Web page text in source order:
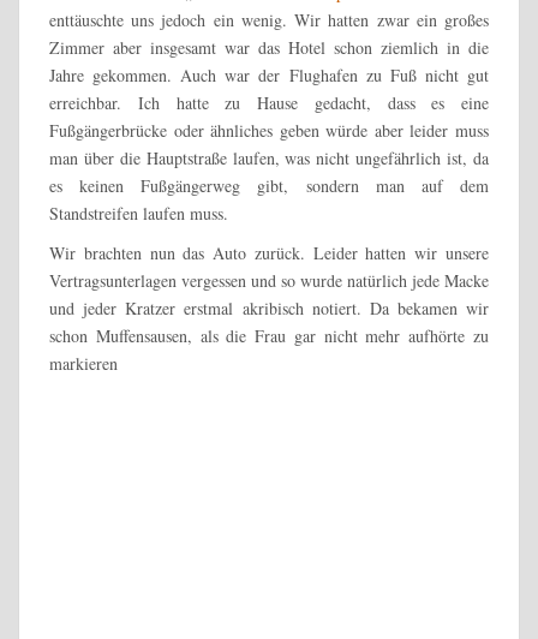
enttäuschte uns jedoch ein wenig. Wir hatten zwar ein großes
Zimmer aber insgesamt war das Hotel schon ziemlich in die
Jahre gekommen. Auch war der Flughafen zu Fuß nicht gut
erreichbar. Ich hatte zu Hause gedacht, dass es eine
Fußgängerbrücke oder ähnliches geben würde aber leider muss
man über die Hauptstraße laufen, was nicht ungefährlich ist, da
es keinen Fußgängerweg gibt, sondern man auf dem
Standstreifen laufen muss.
Wir brachten nun das Auto zurück. Leider hatten wir unsere
Vertragsunterlagen vergessen und so wurde natürlich jede Macke
und jeder Kratzer erstmal akribisch notiert. Da bekamen wir
schon Muffensausen, als die Frau gar nicht mehr aufhörte zu
markieren